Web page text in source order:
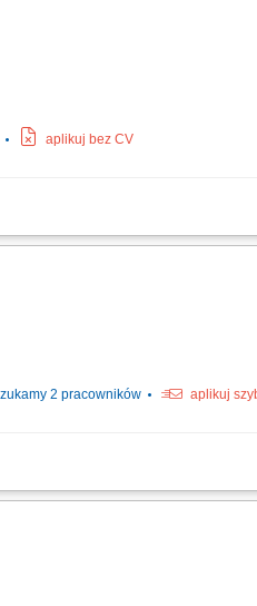
aplikuj bez CV
oraz propozycji
2 pracowników aplikuj
blatu i standardy higieniczne (HACCP)